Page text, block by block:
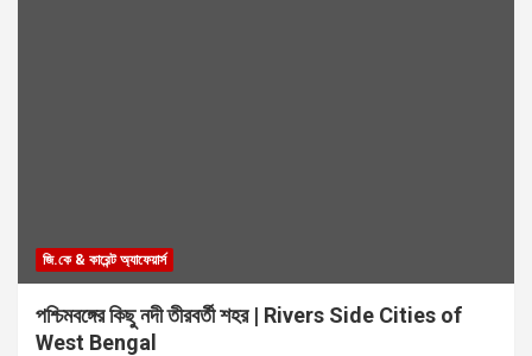
জি.কে & কারেন্ট অ্যাফেয়ার্স
পশ্চিমবঙ্গের কিছু নদী তীরবর্তী শহর | Rivers Side Cities of
West Bengal